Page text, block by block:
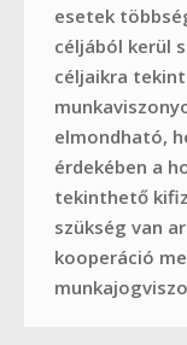
esetek
céljából kerül
céljaikra
elmondható,
érdekében a
tekinthető
szükség van
kooperáció